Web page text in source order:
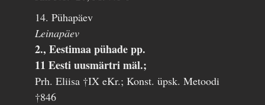
14. Pühapäev
Leinapäev
2., Eestimaa pühade pp.
11 Eesti uusmärtri mäl.;
Prh. Eliisa †IX eKr.; Konst. üpsk. Metoodi
†846